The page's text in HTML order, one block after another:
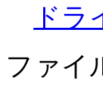
ド
ファイ